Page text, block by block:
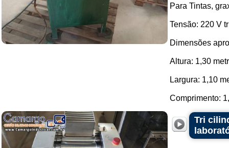
Para Tintas,
Tensão: 220 V
Dimensões
Altura: 1,30
Largura: 1,10
Comprimento:
Tri